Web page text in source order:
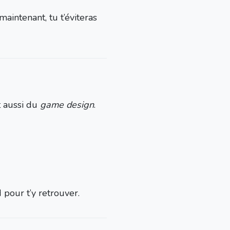
tu t’éviteras
aussi du game design.
t’y retrouver.